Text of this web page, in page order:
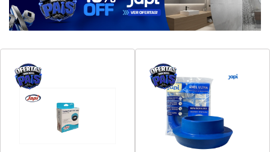
VER PREÇO VER PREÇO